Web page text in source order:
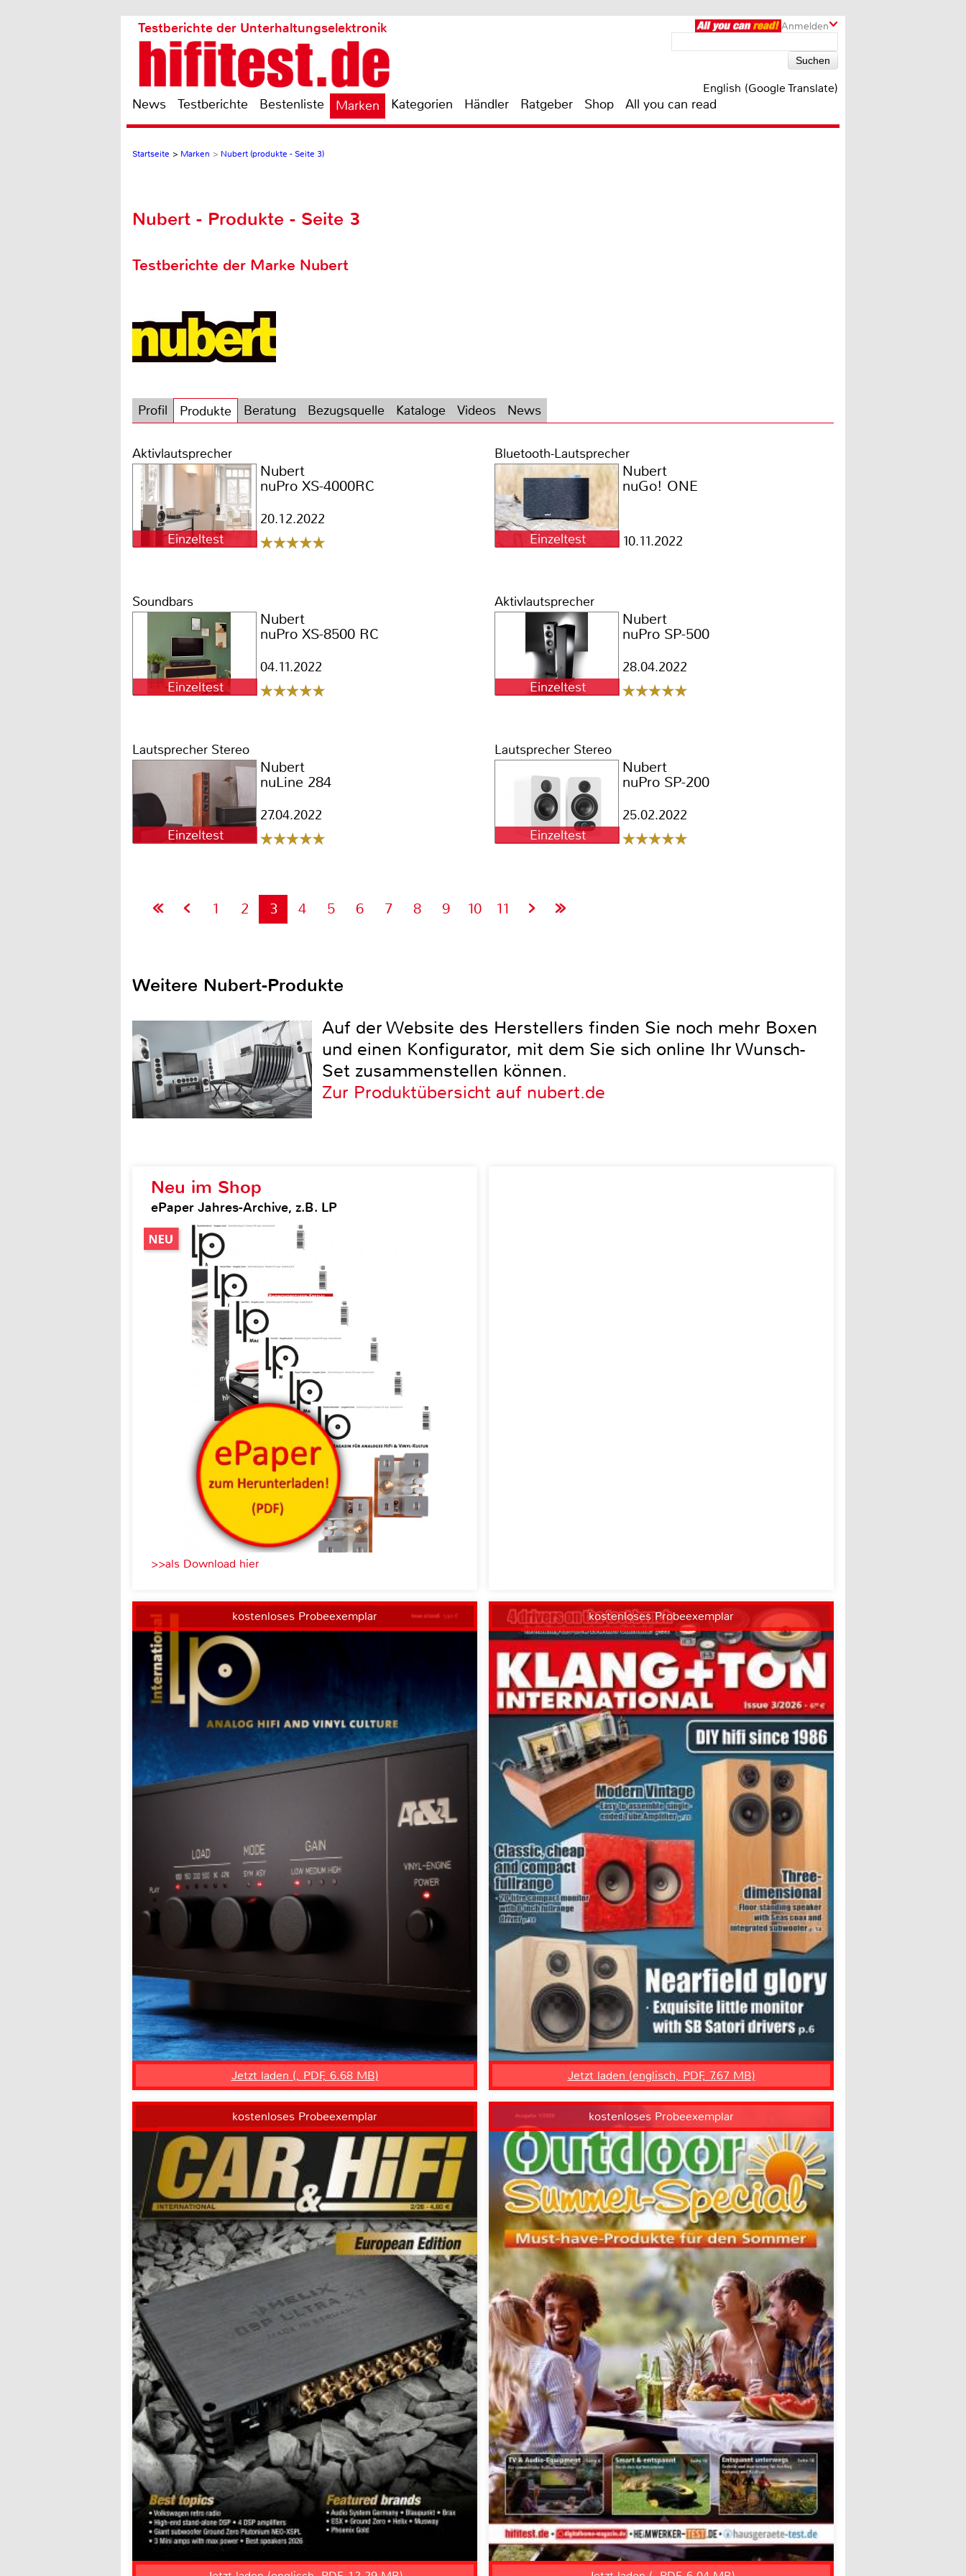
Anmelden
Testberichte der Unterhaltungselektronik
English (Google Translate)
News Testberichte Bestenliste Marken Kategorien Händler Ratgeber Shop All you can read
Startseite > Marken > Nubert (produkte - Seite 3)
Nubert - Produkte - Seite 3
Testberichte der Marke Nubert
Profil Produkte Beratung Bezugsquelle Kataloge Videos News
Aktivlautsprecher
Einzeltest
Nubert
nuPro XS-4000RC
20.12.2022
Bluetooth-Lautsprecher
Einzeltest
Nubert
nuGo! ONE
10.11.2022
Soundbars
Einzeltest
Nubert
nuPro XS-8500 RC
04.11.2022
Aktivlautsprecher
Einzeltest
Nubert
nuPro SP-500
28.04.2022
Lautsprecher Stereo
Einzeltest
Nubert
nuLine 284
27.04.2022
Lautsprecher Stereo
Einzeltest
Nubert
nuPro SP-200
25.02.2022
1 2 3 4 5 6 7 8 9 10 11
Weitere Nubert-Produkte
Auf der Website des Herstellers finden Sie noch mehr Boxen
und einen Konfigurator, mit dem Sie sich online Ihr Wunsch-
Set zusammenstellen können.
Zur Produktübersicht auf nubert.de
Neu im Shop
ePaper Jahres-Archive, z.B. LP
>>als Download hier
kostenloses Probeexemplar
Jetzt laden (, PDF, 6.68 MB)
kostenloses Probeexemplar
Jetzt laden (englisch, PDF, 7.67 MB)
kostenloses Probeexemplar kostenloses Probeexemplar